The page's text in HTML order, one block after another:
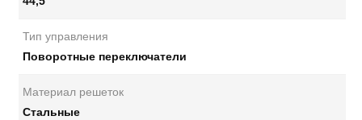
Тип управления
Поворотные переключатели
Материал решеток
Стальные